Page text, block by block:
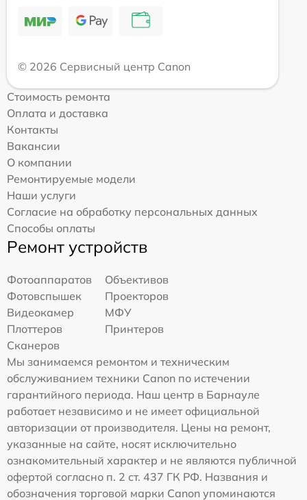
© 2026 Сервисный центр Canon
Стоимость ремонта
Оплата и доставка
Контакты
Вакансии
О компании
Ремонтируемые модели
Наши услуги
Согласие на обработку персональных данных
Способы оплаты
Ремонт устройств
Фотоаппаратов
Объективов
Фотовспышек
Проекторов
Видеокамер
МФУ
Плоттеров
Принтеров
Сканеров
Мы занимаемся ремонтом и техническим
обслуживанием техники Canon по истечении
гарантийного периода. Наш центр в Барнауле
работает независимо и не имеет официальной
авторизации от производителя. Цены на ремонт,
указанные на сайте, носят исключительно
ознакомительный характер и не являются публичной
офертой согласно п. 2 ст. 437 ГК РФ. Названия и
обозначения торговой марки Canon упоминаются